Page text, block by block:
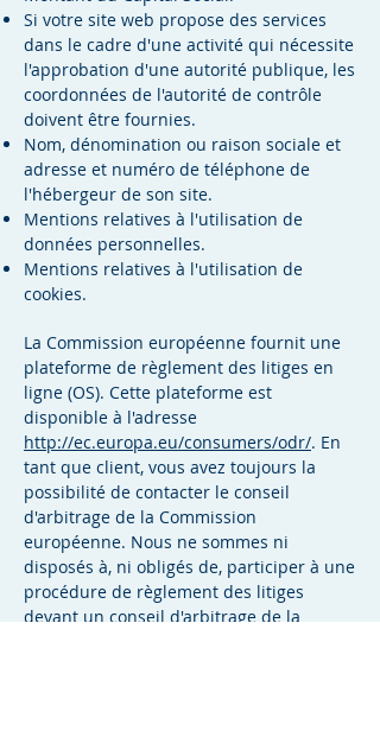
Si votre site web propose des services
dans le cadre d'une activité qui nécessite
l'approbation d'une autorité publique, les
coordonnées de l'autorité de contrôle
doivent être fournies. ​​​
Nom, dénomination ou raison sociale et
adresse et numéro de téléphone de
l'hébergeur de son site.
Mentions relatives à l'utilisation de
données personnelles.
Mentions relatives à l'utilisation de
cookies.
La Commission européenne fournit une
plateforme de règlement des litiges en
ligne (OS). Cette plateforme est
disponible à l'adresse
http://ec.europa.eu/consumers/odr/. En
tant que client, vous avez toujours la
possibilité de contacter le conseil
d'arbitrage de la Commission
européenne. Nous ne sommes ni
disposés à, ni obligés de, participer à une
procédure de règlement des litiges
devant un conseil d'arbitrage de la